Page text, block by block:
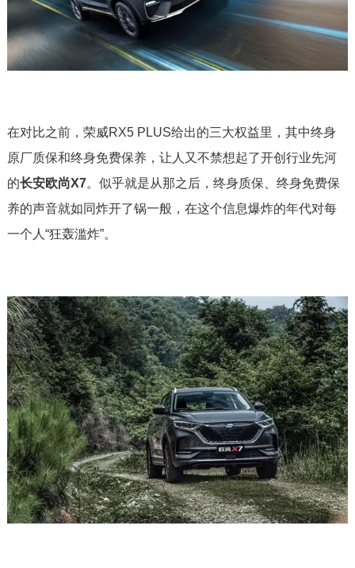
在对比之前，荣威RX5 PLUS给出的三大权益里，其中终身
原厂质保和终身免费保养，让人又不禁想起了开创行业先河
的长安欧尚X7。似乎就是从那之后，终身质保、终身免费保
养的声音就如同炸开了锅一般，在这个信息爆炸的年代对每
一个人“狂轰滥炸”。